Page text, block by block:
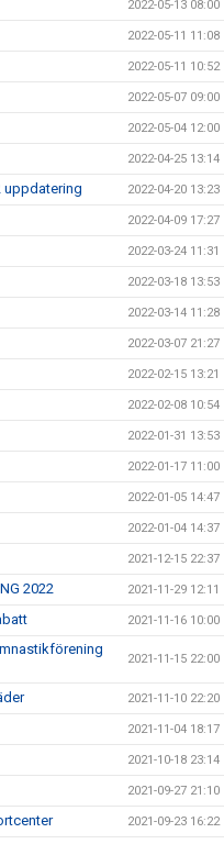
2022-05-13 08:00
2022-05-11 11:08
2022-05-11 10:52
2022-05-07 09:00
2022-05-04 12:00
2022-04-25 13:14
uppdatering 2022-04-20 13:23
2022-04-09 17:27
2022-03-24 11:31
2022-03-18 13:53
2022-03-14 11:28
2022-03-07 21:27
2022-02-15 13:21
2022-02-08 10:54
2022-01-31 13:53
2022-01-17 11:00
2022-01-05 14:47
2022-01-04 14:37
2021-12-15 22:37
2022 2021-11-29 12:11
2021-11-16 10:00
2021-11-15 22:00
2021-11-10 22:20
2021-11-04 18:17
2021-10-18 23:14
2021-09-27 21:10
2021-09-23 16:22